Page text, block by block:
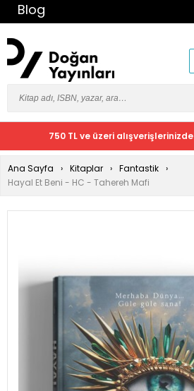
Blog
750 TL ve üzeri alışverişlerinizde
Ana Sayfa Kitaplar
Fantastik
Hayal Et Beni - HC - Tahereh Mafi